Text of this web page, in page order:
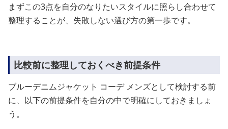
まずこの3点を自分のなりたいスタイルに照らし合わせて
整理することが、失敗しない選び方の第一歩です。
比較前に整理しておくべき前提条件
ブルーデニムジャケット コーデ メンズとして検討する前
に、以下の前提条件を自分の中で明確にしておきましょ
う。